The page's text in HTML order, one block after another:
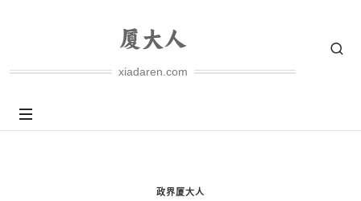
xiadaren.com
政界厦大人